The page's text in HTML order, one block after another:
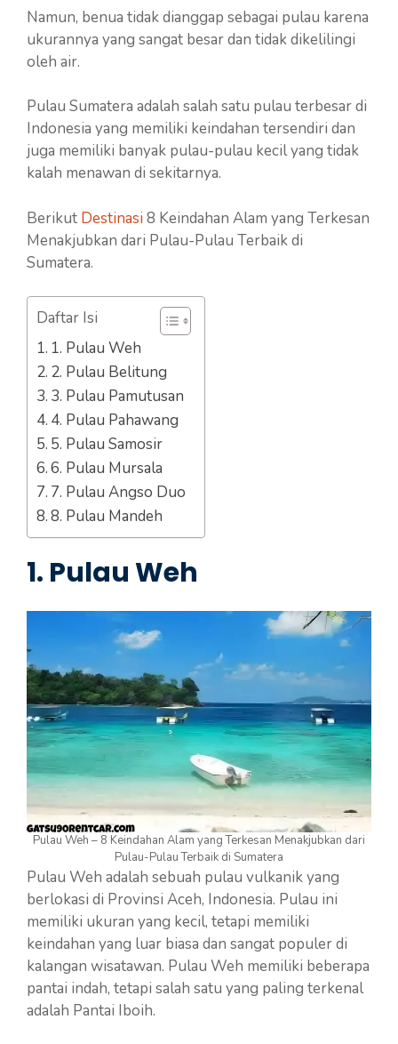
Namun, benua tidak dianggap sebagai pulau karena
ukurannya yang sangat besar dan tidak dikelilingi
oleh air.
Pulau Sumatera adalah salah satu pulau terbesar di
Indonesia yang memiliki keindahan tersendiri dan
juga memiliki banyak pulau-pulau kecil yang tidak
kalah menawan di sekitarnya.
Berikut Destinasi8 Keindahan Alam yang Terkesan
Menakjubkan dari Pulau-Pulau Terbaik di
Sumatera.
Daftar Isi
1. Pulau Weh
2. Pulau Belitung
3. Pulau Pamutusan
4. Pulau Pahawang
5. Pulau Samosir
6. Pulau Mursala
7. Pulau Angso Duo
8. Pulau Mandeh
1. Pulau Weh
Pulau Weh – 8 Keindahan Alam yang Terkesan Menakjubkan dari
Pulau-Pulau Terbaik di Sumatera
Pulau Weh adalah sebuah pulau vulkanik yang
berlokasi di Provinsi Aceh, Indonesia. Pulau ini
memiliki ukuran yang kecil, tetapi memiliki
keindahan yang luar biasa dan sangat populer di
kalangan wisatawan. Pulau Weh memiliki beberapa
pantai indah, tetapi salah satu yang paling terkenal
adalah Pantai Iboih.